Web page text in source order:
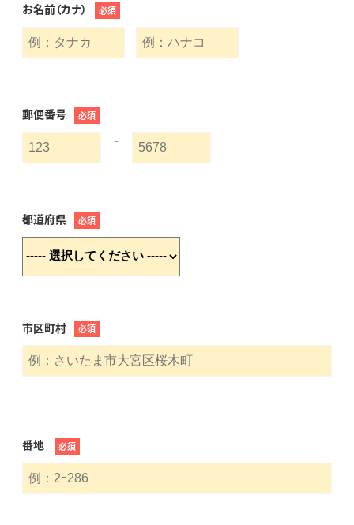
お名前（カナ） 必須
郵便番号 必須
-
都道府県 必須
市区町村 必須
番地 必須